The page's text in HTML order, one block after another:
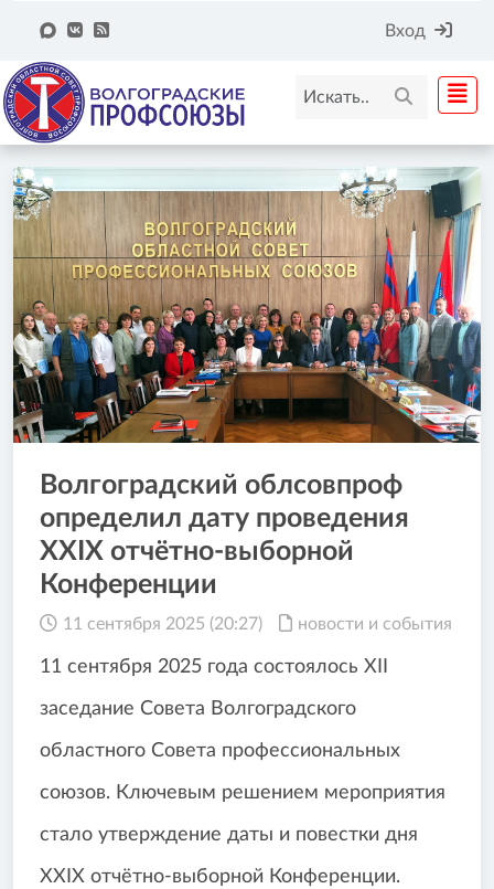
Вход
Волгоградский облсовпроф
определил дату проведения
XXIX отчётно-выборной
Конференции
11 сентября 2025 (20:27) новости и события
11 сентября 2025 года состоялось XII
заседание Совета Волгоградского
областного Совета профессиональных
союзов. Ключевым решением мероприятия
стало утверждение даты и повестки дня
XXIX отчётно-выборной Конференции.